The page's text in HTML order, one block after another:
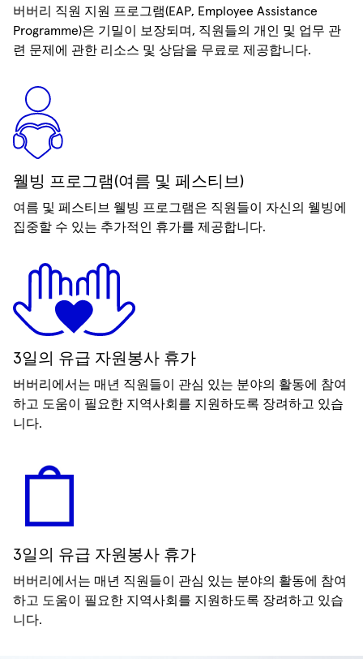
버버리 직원 지원 프로그램(EAP, Employee Assistance
Programme)은 기밀이 보장되며, 직원들의 개인 및 업무 관
련 문제에 관한 리소스 및 상담을 무료로 제공합니다.
웰빙 프로그램(여름 및 페스티브)
여름 및 페스티브 웰빙 프로그램은 직원들이 자신의 웰빙에
집중할 수 있는 추가적인 휴가를 제공합니다.
3일의 유급 자원봉사 휴가
버버리에서는 매년 직원들이 관심 있는 분야의 활동에 참여
하고 도움이 필요한 지역사회를 지원하도록 장려하고 있습
니다.
3일의 유급 자원봉사 휴가
버버리에서는 매년 직원들이 관심 있는 분야의 활동에 참여
하고 도움이 필요한 지역사회를 지원하도록 장려하고 있습
니다.